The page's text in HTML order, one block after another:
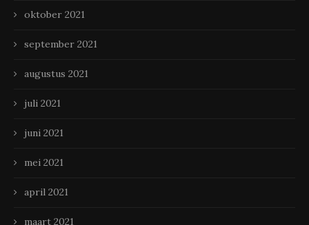
oktober 2021
september 2021
augustus 2021
juli 2021
juni 2021
mei 2021
april 2021
maart 2021